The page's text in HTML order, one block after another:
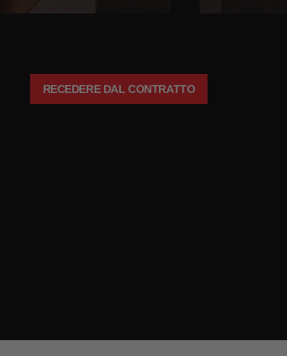
RECEDERE DAL CONTRATTO